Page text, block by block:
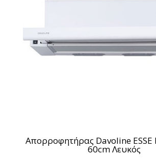
Απορροφητήρας Davoline ESSE
60cm Λευκός